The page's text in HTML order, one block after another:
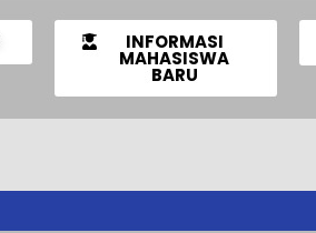
INFORMASI
MAHASISWA
BARU